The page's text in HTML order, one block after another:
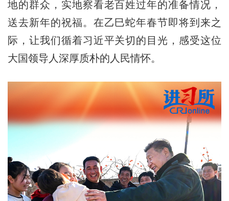
地的群众，实地察看老百姓过年的准备情况，
送去新年的祝福。在乙巳蛇年春节即将到来之
际，让我们循着习近平关切的目光，感受这位
大国领导人深厚质朴的人民情怀。